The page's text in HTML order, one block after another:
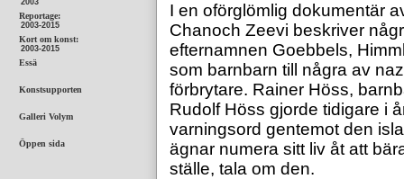
I en oförglömlig dokumentär
Chanoch Zeevi beskriver
efternamnen Goebbels,
som barnbarn till några av
förbrytare. Rainer Höss,
Rudolf Höss gjorde tidigare i
varningsord gentemot den
ägnar numera sitt liv åt att
ställe, tala om den.